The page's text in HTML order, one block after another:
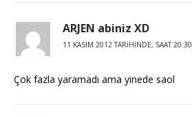
ARJEN abiniz XD
11 KASIM 2012 TARIHINDE, SAAT 20:30
Çok fazla yaramadı ama yinede saol